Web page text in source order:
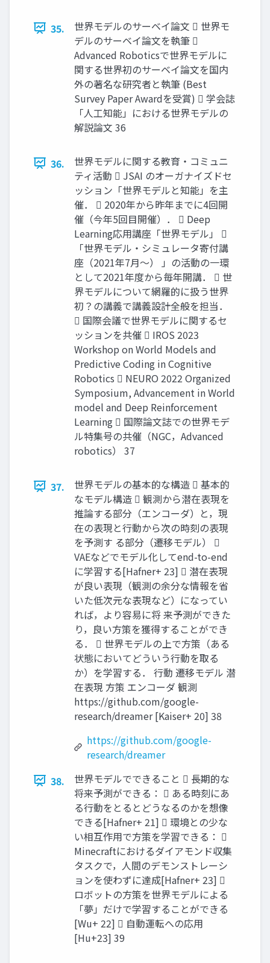
35.
世界モデルのサーベイ論文  世界モ
デルのサーベイ論文を執筆 
Advanced Roboticsで世界モデルに
関する世界初のサーベイ論文を国内
外の著名な研究者と執筆 (Best
Survey Paper Awardを受賞)  学会誌
「人工知能」における世界モデルの
解説論文 36
36.
世界モデルに関する教育・コミュニ
ティ活動  JSAI のオーガナイズドセ
ッション「世界モデルと知能」を主
催．  2020年から昨年までに4回開
催（今年5回目開催）．  Deep
Learning応用講座「世界モデル」 
「世界モデル・シミュレータ寄付講
座（2021年7月〜） 」の活動の一環
として2021年度から毎年開講．  世
界モデルについて網羅的に扱う世界
初？の講義で講義設計全般を担当．
 国際会議で世界モデルに関するセ
ッションを共催  IROS 2023
Workshop on World Models and
Predictive Coding in Cognitive
Robotics  NEURO 2022 Organized
Symposium, Advancement in World
model and Deep Reinforcement
Learning  国際論文誌での世界モデ
ル特集号の共催（NGC，Advanced
robotics） 37
37.
世界モデルの基本的な構造  基本的
なモデル構造  観測から潜在表現を
推論する部分（エンコーダ）と，現
在の表現と行動から次の時刻の表現
を予測す る部分（遷移モデル） 
VAEなどでモデル化してend-to-end
に学習する[Hafner+ 23]  潜在表現
が良い表現（観測の余分な情報を省
いた低次元な表現など）になってい
れば，より容易に将 来予測ができた
り，良い方策を獲得することができ
る．  世界モデルの上で方策（ある
状態においてどういう行動を取る
か）を学習する． 行動 遷移モデル 潜
在表現 方策 エンコーダ 観測
https://github.com/google-
research/dreamer [Kaiser+ 20] 38
https://github.com/google-
research/dreamer
38.
世界モデルでできること  長期的な
将来予測ができる：  ある時刻にあ
る行動をとるとどうなるのかを想像
できる[Hafner+ 21]  環境との少な
い相互作用で方策を学習できる： 
Minecraftにおけるダイアモンド収集
タスクで，人間のデモンストレーシ
ョンを使わずに達成[Hafner+ 23] 
ロボットの方策を世界モデルによる
「夢」だけで学習することができる
[Wu+ 22]  自動運転への応用
[Hu+23] 39